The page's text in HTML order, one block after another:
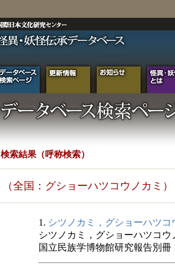
検索結果（呼称検索）
（全国：グショーハツコウノカミ）
1. シツノカミ，グショーハツコ
シツノカミ，グショーハツコウ
国立民族学博物館研究報告別冊